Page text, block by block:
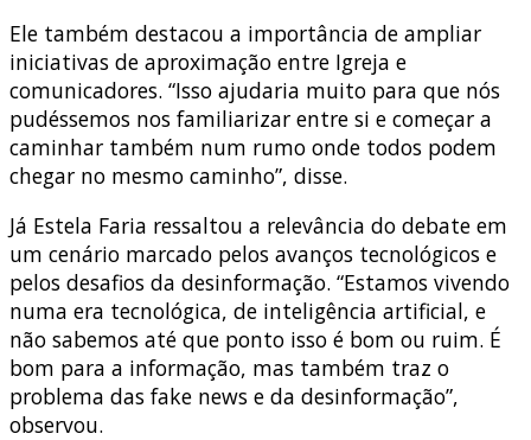
Ele também destacou a importância de ampliar
iniciativas de aproximação entre Igreja e
comunicadores. “Isso ajudaria muito para que nós
pudéssemos nos familiarizar entre si e começar a
caminhar também num rumo onde todos podem
chegar no mesmo caminho”, disse.
Já Estela Faria ressaltou a relevância do debate em
um cenário marcado pelos avanços tecnológicos e
pelos desafios da desinformação. “Estamos vivendo
numa era tecnológica, de inteligência artificial, e
não sabemos até que ponto isso é bom ou ruim. É
bom para a informação, mas também traz o
problema das fake news e da desinformação”,
observou.